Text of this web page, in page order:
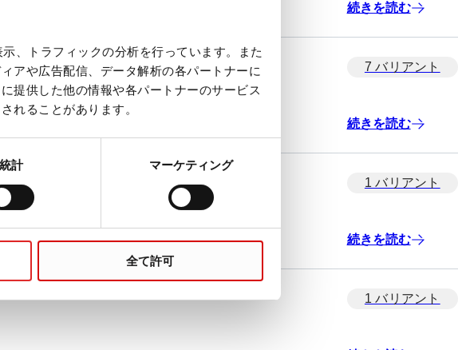
、トラフィックの分析を行っています。また
アや広告配信、データ解析の各パートナーに
提供した他の情報や各パートナーのサービス
れることがあります。
統計 マーケティング
全て許可
続きを読む
7 バリアント
続きを読む
1 バリアント
続きを読む
1 バリアント